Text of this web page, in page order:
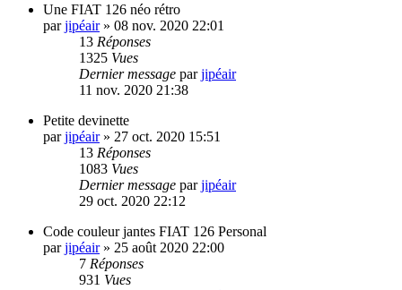
Une FIAT 126 néo rétro
parjipéair» 08 nov. 2020 22:01
13 Réponses
1325 Vues
Dernier message parjipéair
11 nov. 2020 21:38
Petite devinette
parjipéair» 27 oct. 2020 15:51
13 Réponses
1083 Vues
Dernier message parjipéair
29 oct. 2020 22:12
Code couleur jantes FIAT 126 Personal
parjipéair» 25 août 2020 22:00
7 Réponses
931 Vues